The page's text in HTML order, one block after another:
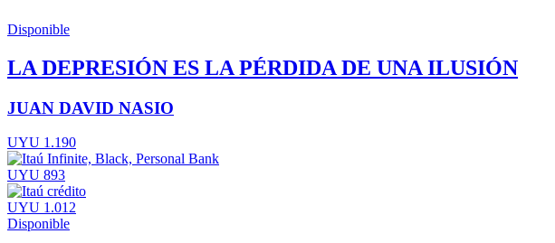
Disponible
LA DEPRESIÓN ES LA PÉRDIDA DE UNA ILUSIÓN
JUAN DAVID NASIO
UYU 1.190
UYU 893
UYU 1.012
Disponible